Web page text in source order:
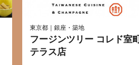
東京都｜銀座・築地
フージンツリー コレド室町
テラス店